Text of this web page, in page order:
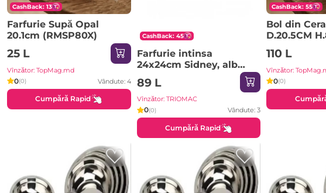
CashBack: 13
Farfurie Supă Opal
20.1cm (RMSP80X)
25 L
Vînzător: TopMag.md
0(0) Vândute: 4
Cumpără Rapid
CashBack: 45
Farfurie intinsa
24x24cm Sidney, alb
mat
89 L
Vînzător: TRIOMAC
0(0) Vândute: 3
Cumpără Rapid
CashBack: 55
Bol din
D.20.5CM
YAL0514
110 L
Vînzător:
0(0)